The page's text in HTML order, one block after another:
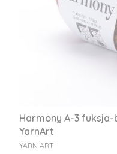
Harmony A-3 fuksja-
YarnArt
PRODUCENT
YARN ART